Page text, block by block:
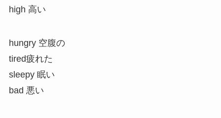
high 高い
hungry 空腹の
tired疲れた
sleepy 眠い
bad 悪い